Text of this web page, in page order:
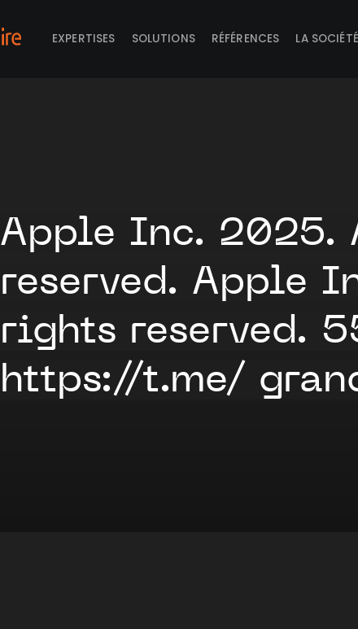
EXPERTISES SOLUTIONS RÉFÉRENCES LA SOCIÉTÉ
Apple Inc. 2025.
reserved. Apple
rights reserved.
https://t.me/